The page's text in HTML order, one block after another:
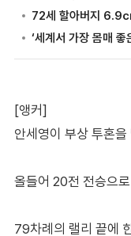
[앵커]
안세영이 부상 투혼
올들어 20전 전승으
79차례의 랠리 끝에